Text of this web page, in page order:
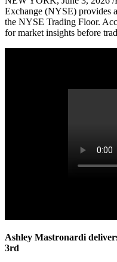
Exchange (NYSE) provides
the NYSE Trading Floor.
for market insights before
Ashley Mastronardi
3rd